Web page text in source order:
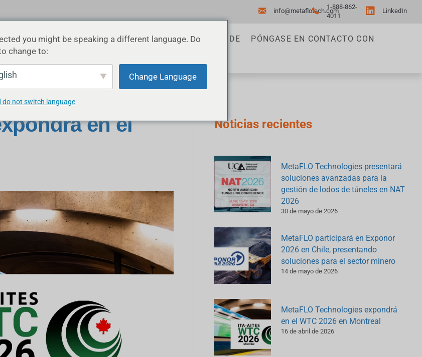
info@metaflotech.com
1-888-862-
4011
LinkedIn
PRODUCTOS RECURSOS SOCIOS ACERCA DE
PÓNGASE EN CONTACTO CON
en el
Noticias recientes
MetaFLO Technologies presentará
soluciones avanzadas para la
gestión de lodos de túneles en NAT
2026
30 de mayo de 2026
MetaFLO participará en Exponor
2026 en Chile, presentando
soluciones para el sector minero
14 de mayo de 2026
MetaFLO Technologies expondrá
en el WTC 2026 en Montreal
16 de abril de 2026
you might be speaking a different language. Do
change to:
Change Language
do not switch language